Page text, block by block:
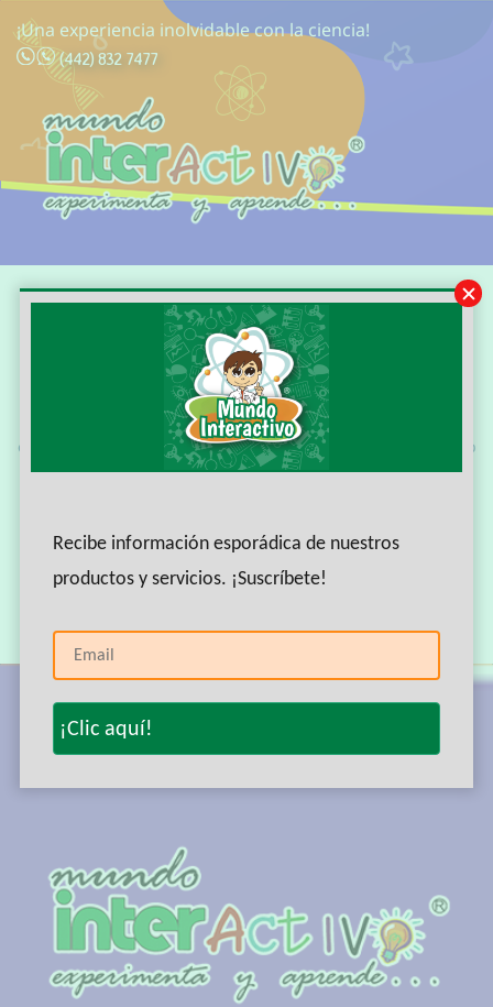
¡Una experiencia inolvidable con la ciencia!
(442) 832 7477
Franquicia educación
Almost before we knew it, we had left the ground. All their
equipment and instruments are alive.Mist enveloped the ship
three hours out from port. The spectacle before us was
Get Started Now
Recibe información esporádica de nuestros
productos y servicios. ¡Suscríbete!